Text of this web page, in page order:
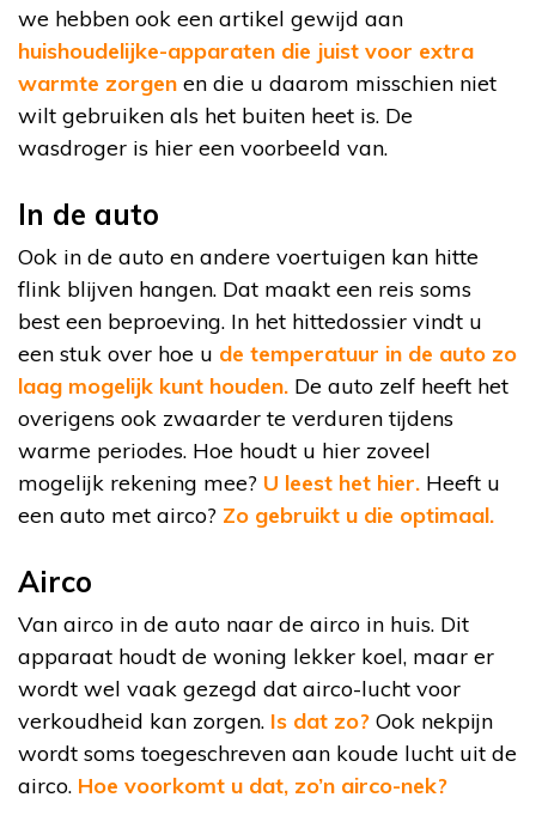
we hebben ook een artikel gewijd aan
huishoudelijke-apparaten die juist voor extra
warmte zorgen en die u daarom misschien niet
wilt gebruiken als het buiten heet is. De
wasdroger is hier een voorbeeld van.
In de auto
Ook in de auto en andere voertuigen kan hitte
flink blijven hangen. Dat maakt een reis soms
best een beproeving. In het hittedossier vindt u
een stuk over hoe u de temperatuur in de auto zo
laag mogelijk kunt houden. De auto zelf heeft het
overigens ook zwaarder te verduren tijdens
warme periodes. Hoe houdt u hier zoveel
mogelijk rekening mee? U leest het hier. Heeft u
een auto met airco? Zo gebruikt u die optimaal.
Airco
Van airco in de auto naar de airco in huis. Dit
apparaat houdt de woning lekker koel, maar er
wordt wel vaak gezegd dat airco-lucht voor
verkoudheid kan zorgen. Is dat zo? Ook nekpijn
wordt soms toegeschreven aan koude lucht uit de
airco. Hoe voorkomt u dat, zo’n airco-nek?